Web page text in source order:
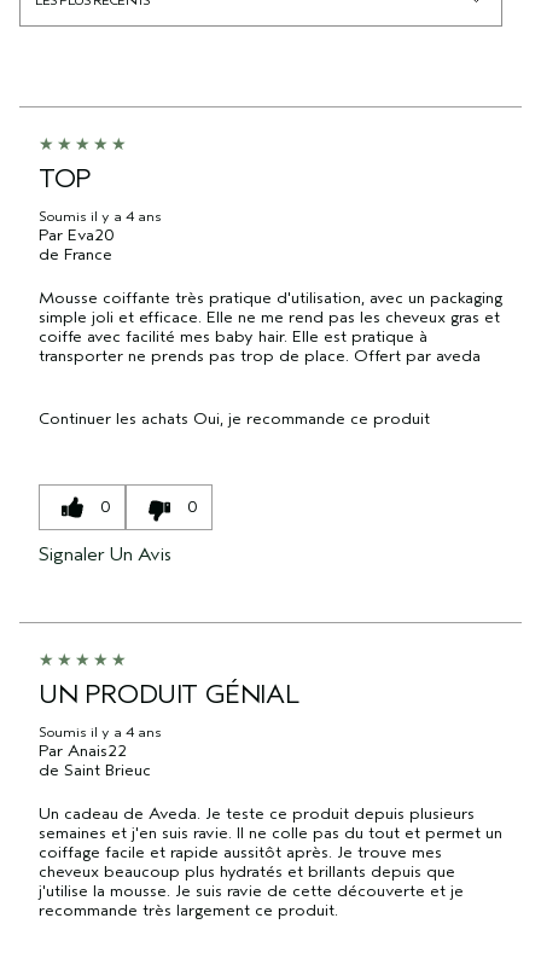
TOP
Soumis il y a 4 ans
Par Eva20
de France
Mousse coiffante très pratique d'utilisation, avec un packaging
simple joli et efficace. Elle ne me rend pas les cheveux gras et
coiffe avec facilité mes baby hair. Elle est pratique à
transporter ne prends pas trop de place. Offert par aveda
Continuer les achats Oui, je recommande ce produit
0 0
Signaler Un Avis
UN PRODUIT GÉNIAL
Soumis il y a 4 ans
Par Anais22
de Saint Brieuc
Un cadeau de Aveda. Je teste ce produit depuis plusieurs
semaines et j'en suis ravie. Il ne colle pas du tout et permet un
coiffage facile et rapide aussitôt après. Je trouve mes
cheveux beaucoup plus hydratés et brillants depuis que
j'utilise la mousse. Je suis ravie de cette découverte et je
recommande très largement ce produit.